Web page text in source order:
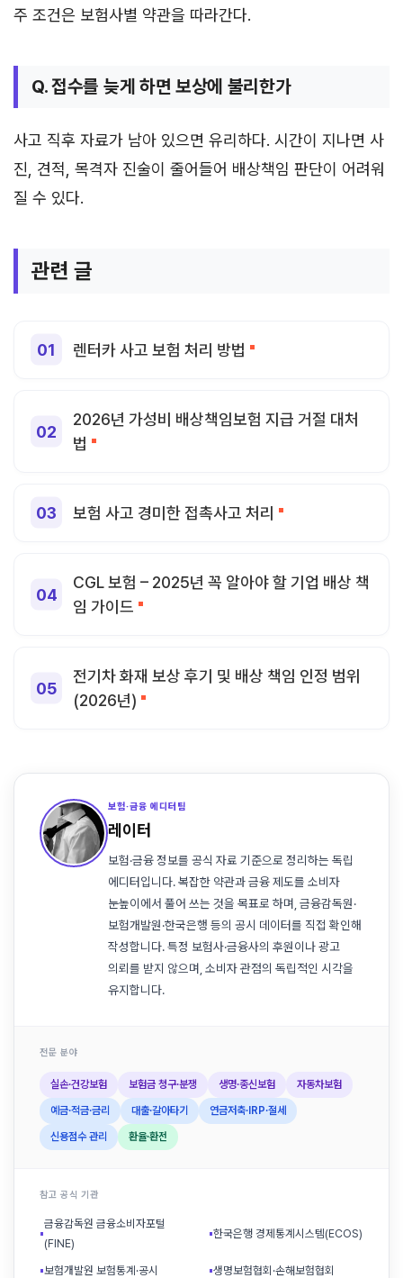
주 조건은 보험사별 약관을 따라간다.
Q. 접수를 늦게 하면 보상에 불리한가
사고 직후 자료가 남아 있으면 유리하다. 시간이 지나면 사
진, 견적, 목격자 진술이 줄어들어 배상책임 판단이 어려워
질 수 있다.
관련 글
렌터카 사고 보험 처리 방법
2026년 가성비 배상책임보험 지급 거절 대처
법
보험 사고 경미한 접촉사고 처리
CGL 보험 – 2025년 꼭 알아야 할 기업 배상 책
임 가이드
전기차 화재 보상 후기 및 배상 책임 인정 범위
(2026년)
보험·금융 에디터팀
레이터
보험·금융 정보를 공식 자료 기준으로 정리하는 독립
에디터입니다. 복잡한 약관과 금융 제도를 소비자
눈높이에서 풀어 쓰는 것을 목표로 하며, 금융감독원·
보험개발원·한국은행 등의 공시 데이터를 직접 확인해
작성합니다. 특정 보험사·금융사의 후원이나 광고
의뢰를 받지 않으며, 소비자 관점의 독립적인 시각을
유지합니다.
전문 분야
실손·건강보험 보험금 청구·분쟁 생명·종신보험 자동차보험
예금·적금·금리 대출·갈아타기 연금저축·IRP·절세
신용점수 관리 환율·환전
참고 공식 기관
▪
금융감독원 금융소비자포털
(FINE)
▪한국은행 경제통계시스템(ECOS)
▪보험개발원 보험통계·공시 ▪생명보험협회·손해보험협회